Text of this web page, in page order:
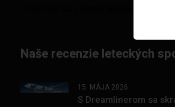
Naše recenzie leteckých
15. MÁJA 2026
S Dreamlinerom sa